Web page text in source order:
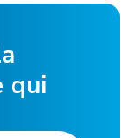
qui